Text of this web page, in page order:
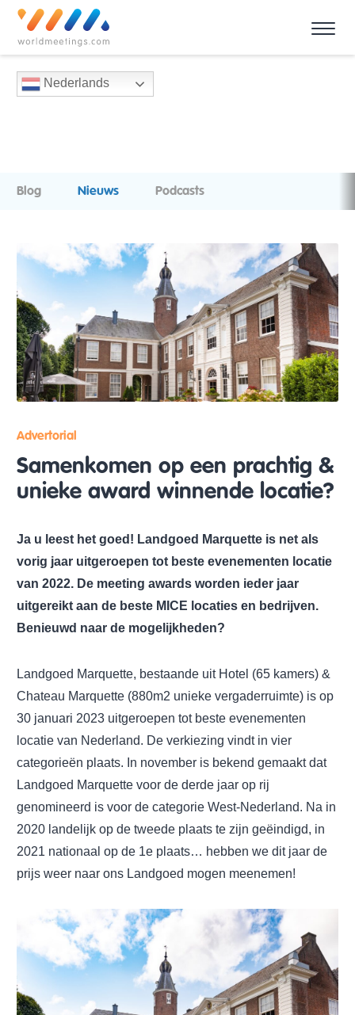
Nederlands
Blog Nieuws Podcasts
Advertorial
Samenkomen op een prachtig &
unieke award winnende locatie?
Ja u leest het goed! Landgoed Marquette is net als
vorig jaar uitgeroepen tot beste evenementen locatie
van 2022. De meeting awards worden ieder jaar
uitgereikt aan de beste MICE locaties en bedrijven.
Benieuwd naar de mogelijkheden?
Landgoed Marquette, bestaande uit Hotel (65 kamers) &
Chateau Marquette (880m2 unieke vergaderruimte) is op
30 januari 2023 uitgeroepen tot beste evenementen
locatie van Nederland. De verkiezing vindt in vier
categorieën plaats. In november is bekend gemaakt dat
Landgoed Marquette voor de derde jaar op rij
genomineerd is voor de categorie West-Nederland. Na in
2020 landelijk op de tweede plaats te zijn geëindigd, in
2021 nationaal op de 1e plaats… hebben we dit jaar de
prijs weer naar ons Landgoed mogen meenemen!